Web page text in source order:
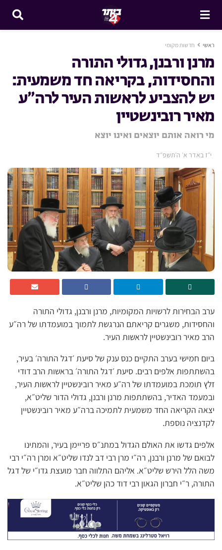
ראשי חדשות מקומי
מרנן ורבנן, גדולי התורה
והחסידות, בקריאה חד משמעית:
יש להצביע לראשות העיר לרה״ע
מאיר רובינשטיין
מי רואה אותם יוצאים ואינו יוצא
י״ז באדר א׳ ה׳תשפ״ד
ערב הבחירות לרשויות המקומיות, מרנן ורבנן, גדולי התורה
והחסידות, משגרים קריאתם הנרגשת לתמוך במועמדתו של רה״ע
הרב מאיר רובינשטיין לראשות העיר.
ביום חמישי בערב התקיים כנס ענק של סיעת ׳דגל התורה׳ בעיר,
בהשתתפות אלפים רבים. סיעת ׳דגל התורה׳ בראשות הרב דודי
זלץ תומכת במועמדתו של רה״ע מאיר רובינשטיין לראשות העיר,
ובמעמד האדיר, בהשתתפות מרנן ורבנן, גדולי הדור שליט״א,
יצאה הקריאה החד משמעית לתמיכה ברה״ע מאיר רובינשטיין
לקדנציה נוספת.
אלפים גדשו את האולם הגדול במתנ״ס פריימן בעיר, והמתינו
לבואם של מרנן ורבנן, רה״י מרן רבי דב לנדו שליט״א ומרן רה״י רבי
משה הלל הירש שליט״א. אליהם התלווה חבר מועצת גדו״י של דגל
התורה, ר״י חברון הגאון רבי דוד כהן שליט״א.